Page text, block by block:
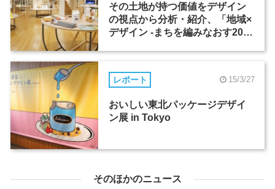
その土地が持つ価値をデザイン
の視点から分析・紹介、「地域×
デザイン -まちを編みなおす20の
レポート 15/3/27
おいしい東北パッケージデザイ
ン展 in Tokyo
そのほかのニュース